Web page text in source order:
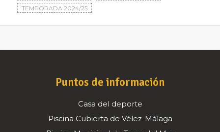
TEMPORADA 2024/25
Puntos de información
Casa del deporte
Piscina Cubierta de Vélez-Málaga